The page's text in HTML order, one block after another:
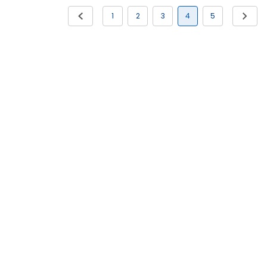
1 2 3 4 5